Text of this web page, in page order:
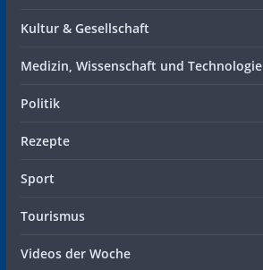
Kultur & Gesellschaft
Medizin, Wissenschaft und Technologie
Politik
Rezepte
Sport
Tourismus
Videos der Woche